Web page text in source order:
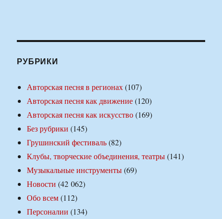
РУБРИКИ
Авторская песня в регионах(107)
Авторская песня как движение(120)
Авторская песня как искусство(169)
Без рубрики (145)
Грушинский фестиваль(82)
Клубы, творческие объединения, театры(141)
Музыкальные инструменты(69)
Новости (42 062)
Обо всем(112)
Персоналии (134)